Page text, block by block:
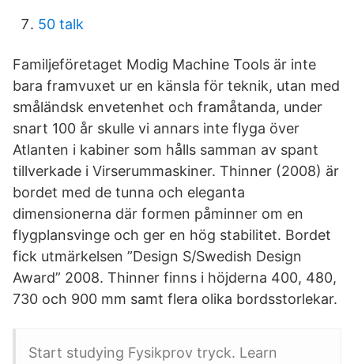
50 talk
Familjeföretaget Modig Machine Tools är inte
bara framvuxet ur en känsla för teknik, utan med
småländsk envetenhet och framåtanda, under
snart 100 år skulle vi annars inte flyga över
Atlanten i kabiner som hålls samman av spant
tillverkade i Virserummaskiner. Thinner (2008) är
bordet med de tunna och eleganta
dimensionerna där formen påminner om en
flygplansvinge och ger en hög stabilitet. Bordet
fick utmärkelsen ”Design S/Swedish Design
Award” 2008. Thinner finns i höjderna 400, 480,
730 och 900 mm samt flera olika bordsstorlekar.
Start studying Fysikprov tryck. Learn